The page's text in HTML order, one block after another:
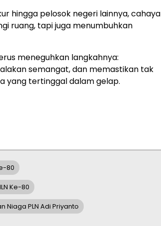
hingga pelosok negeri lainnya, cahaya
ruang, tapi juga menumbuhkan
meneguhkan langkahnya:
semangat, dan memastikan tak
yang tertinggal dalam gelap.
80
Ke-80
Niaga PLN Adi Priyanto